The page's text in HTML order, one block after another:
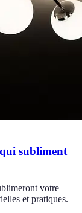
subliment
votre
et pratiques.